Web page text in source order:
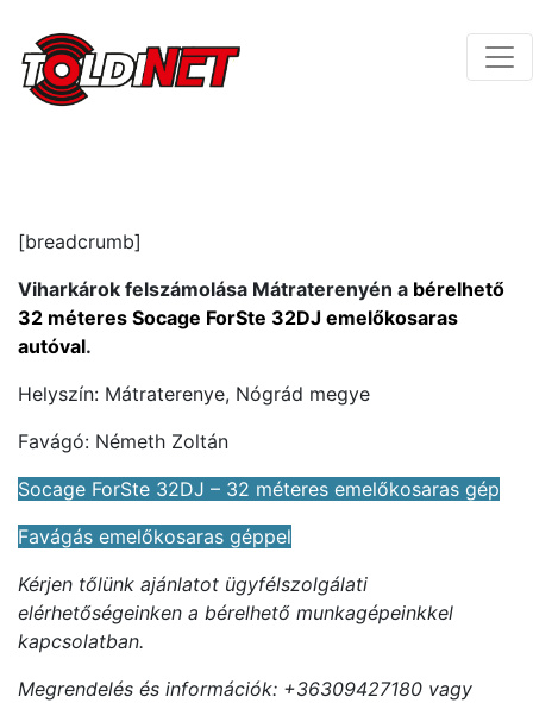
[breadcrumb]
Viharkárok felszámolása Mátraterenyén a bérelhető
32 méteres Socage ForSte 32DJ emelőkosaras
autóval.
Helyszín: Mátraterenye, Nógrád megye
Favágó: Németh Zoltán
Socage ForSte 32DJ – 32 méteres emelőkosaras gép
Favágás emelőkosaras géppel
Kérjen tőlünk ajánlatot ügyfélszolgálati
elérhetőségeinken a bérelhető munkagépeinkkel
kapcsolatban.
Megrendelés és információk: +36309427180 vagy